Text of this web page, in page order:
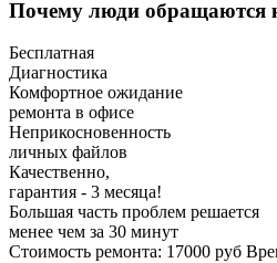
Почему люди обращаются
Бесплатная
Диагностика
Комфортное ожидание
ремонта в офисе
Неприкосновенность
личных файлов
Качественно,
гарантия - 3 месяца!
Большая часть проблем решается
менее чем за 30 минут
Стоимость ремонта: 17000 руб